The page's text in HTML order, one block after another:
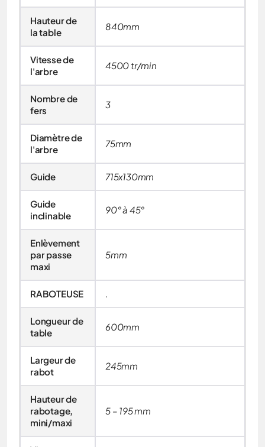
Hauteur de
la table
840mm
Vitesse de
l'arbre
4500 tr/min
Nombre de
fers
3
Diamètre de
l'arbre
75mm
Guide 715x130mm
Guide
inclinable
90° à 45°
Enlèvement
par passe
maxi
5mm
RABOTEUSE .
Longueur de
table
600mm
Largeur de
rabot
245mm
Hauteur de
rabotage,
mini/maxi
5 – 195 mm